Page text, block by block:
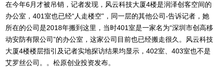
在今年6月才被吊销，记者发现，风云科技大厦4楼是润泽创客空间的
办公室，401室也已经“人走楼空”，同一层的其他公司-告诉记者，她
所在的公司是2018年搬到这里，当时401室是一家名为“深圳市创高移
动安防有限公司”的办公室，这家公司目前也已经搬走很久。风云科技
大厦4楼楼层指引及记者实地探访结果均显示，402室、403室也不是
艾罗丝公司。。松原创业投资发布。